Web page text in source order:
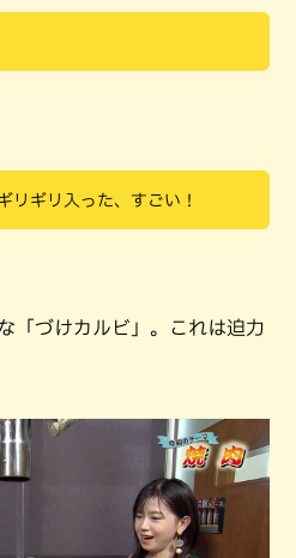
リギリ入った、すごい！
「づけカルビ」。これは迫力